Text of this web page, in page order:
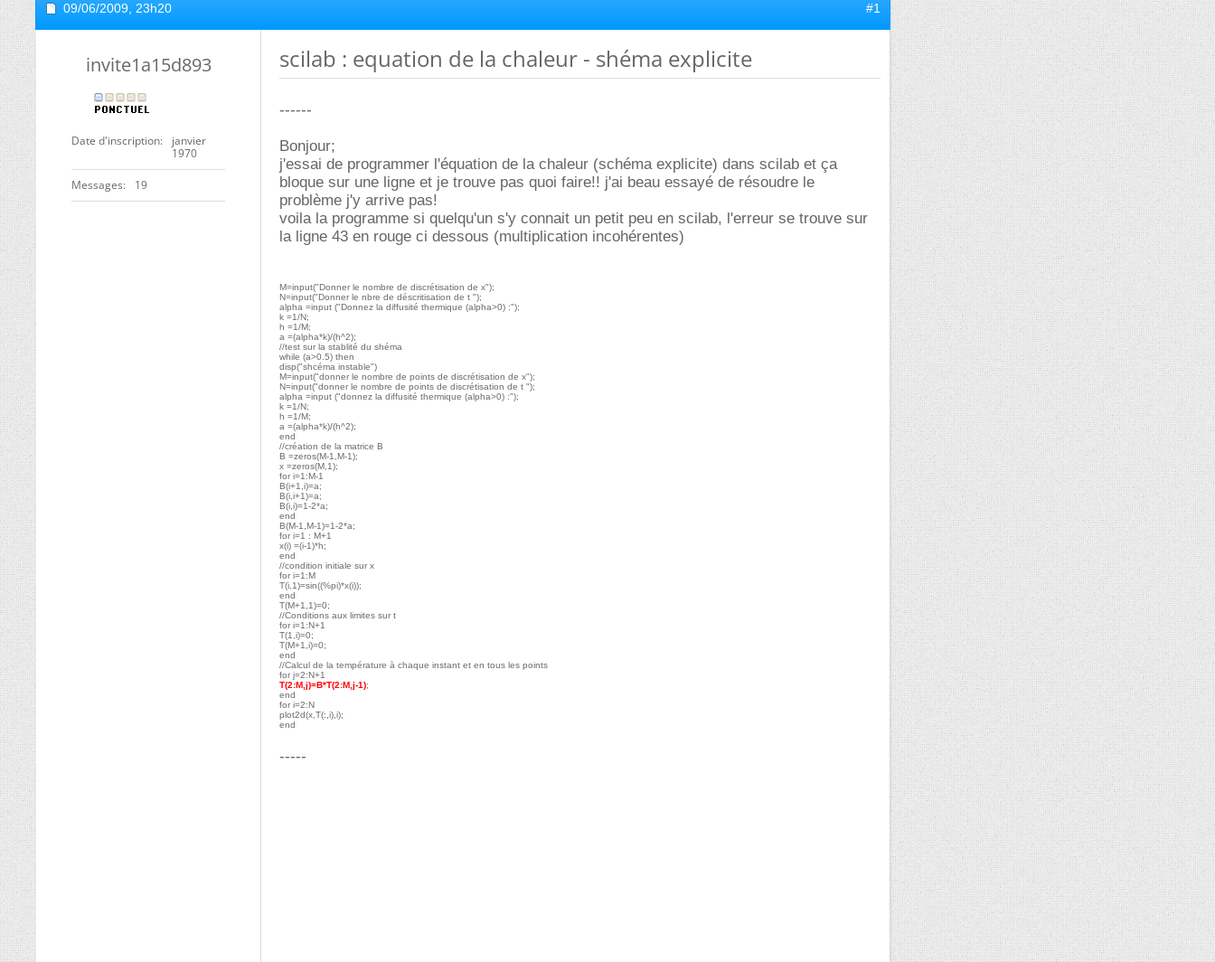
09/06/2009, 23h20 #1
invite1a15d893
Date d'inscription
janvier
1970
Messages 19
scilab : equation de la chaleur - shéma explicite
------
Bonjour;
j'essai de programmer l'équation de la chaleur (schéma explicite) dans scilab et ça
bloque sur une ligne et je trouve pas quoi faire!! j'ai beau essayé de résoudre le
problème j'y arrive pas!
voila la programme si quelqu'un s'y connait un petit peu en scilab, l'erreur se trouve sur
la ligne 43 en rouge ci dessous (multiplication incohérentes)
M=input("Donner le nombre de discrétisation de x");
N=input("Donner le nbre de déscritisation de t ");
alpha =input ("Donnez la diffusité thermique (alpha>0) :");
k =1/N;
h =1/M;
a =(alpha*k)/(h^2);
//test sur la stablité du shéma
while (a>0.5) then
disp("shcéma instable")
M=input("donner le nombre de points de discrétisation de x");
N=input("donner le nombre de points de discrétisation de t ");
alpha =input ("donnez la diffusité thermique (alpha>0) :");
k =1/N;
h =1/M;
a =(alpha*k)/(h^2);
end
//création de la matrice B
B =zeros(M-1,M-1);
x =zeros(M,1);
for i=1:M-1
B(i+1,i)=a;
B(i,i+1)=a;
B(i,i)=1-2*a;
end
B(M-1,M-1)=1-2*a;
for i=1 : M+1
x(i) =(i-1)*h;
end
//condition initiale sur x
for i=1:M
T(i,1)=sin((%pi)*x(i));
end
T(M+1,1)=0;
//Conditions aux limites sur t
for i=1:N+1
T(1,i)=0;
T(M+1,i)=0;
end
//Calcul de la température à chaque instant et en tous les points
for j=2:N+1
T(2:M,j)=B*T(2:M,j-1);
end
for i=2:N
plot2d(x,T(:,i),i);
end
-----